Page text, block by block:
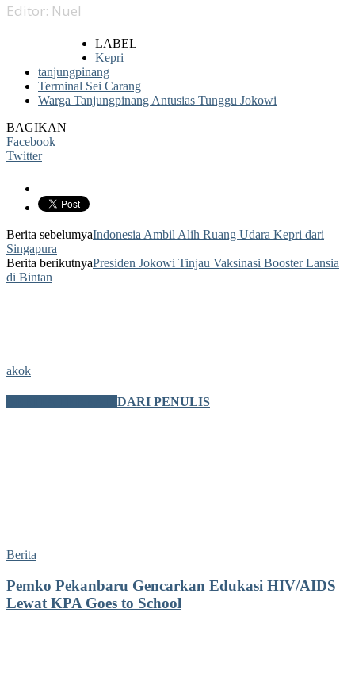
Editor: Nuel
LABEL
Kepri
tanjungpinang
Terminal Sei Carang
Warga Tanjungpinang Antusias Tunggu Jokowi
BAGIKAN
Facebook
Twitter
Berita sebelumyaIndonesia Ambil Alih Ruang Udara Kepri dari
Singapura
Berita berikutnyaPresiden Jokowi Tinjau Vaksinasi Booster Lansia
di Bintan
akok
DARI PENULIS
Berita
Pemko Pekanbaru Gencarkan Edukasi HIV/AIDS
Lewat KPA Goes to School